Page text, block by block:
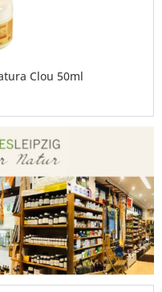
Clou 50ml